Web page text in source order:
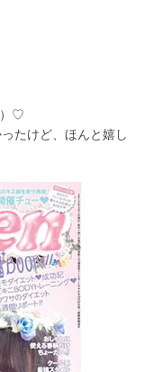
）♡
たけど、ほんと嬉し